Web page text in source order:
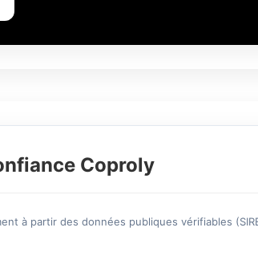
Coproly
à partir des données publiques vérifiables